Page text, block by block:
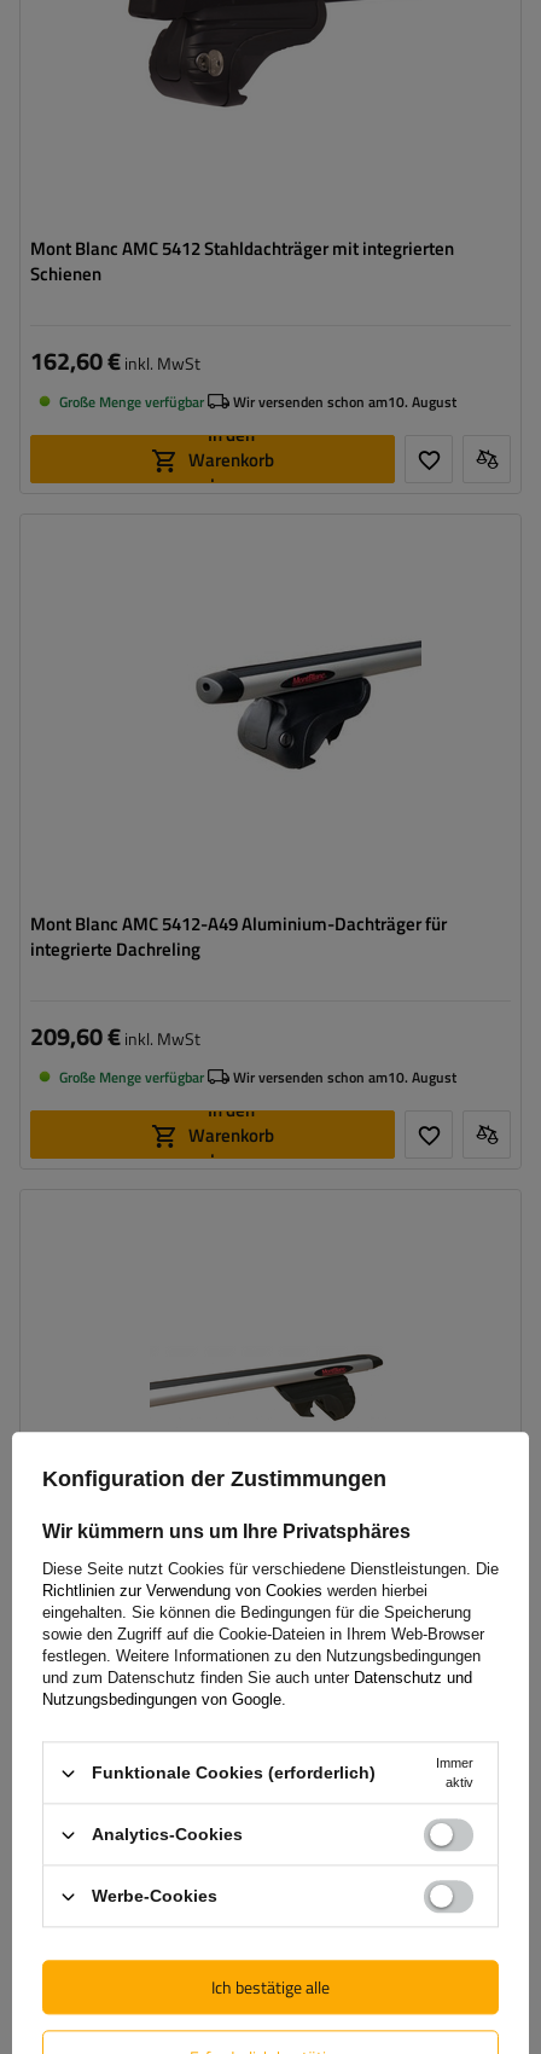
Mont Blanc AMC 5412 Stahldachträger mit integrierten
Schienen
162,60 €inkl. MwSt
Große Menge verfügbar Wir versenden schon am10. August
In den
Warenkorb
legen
Mont Blanc AMC 5412-A49 Aluminium-Dachträger für
integrierte Dachreling
209,60 €inkl. MwSt
Große Menge verfügbar Wir versenden schon am10. August
In den
Warenkorb
legen
Mont Blanc AMC 5412 AERO Aluminium-Dachträger für
integrierte Reling
235,00 € inkl. MwSt
In den
legen
Konfiguration der Zustimmungen
Wir kümmern uns um Ihre Privatsphäres
Diese Seite nutzt Cookies für verschiedene Dienstleistungen. Die
Richtlinien zur Verwendung von Cookies werden hierbei
eingehalten. Sie können die Bedingungen für die Speicherung
sowie den Zugriff auf die Cookie-Dateien in Ihrem Web-Browser
festlegen. Weitere Informationen zu den Nutzungsbedingungen
und zum Datenschutz finden Sie auch unter Datenschutz und
Nutzungsbedingungen von Google.
Funktionale Cookies (erforderlich)
Immer
aktiv
Analytics-Cookies
Werbe-Cookies
Ich bestätige alle